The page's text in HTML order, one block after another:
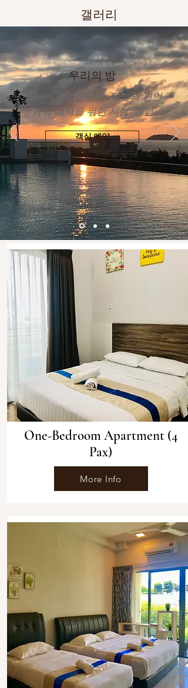
갤러리
우리의 방
최고의 바다전망과 당신의 편안
함과 매력을 위한 시설 경험
객실 예약
One-Bedroom Apartment (4
Pax)
More Info